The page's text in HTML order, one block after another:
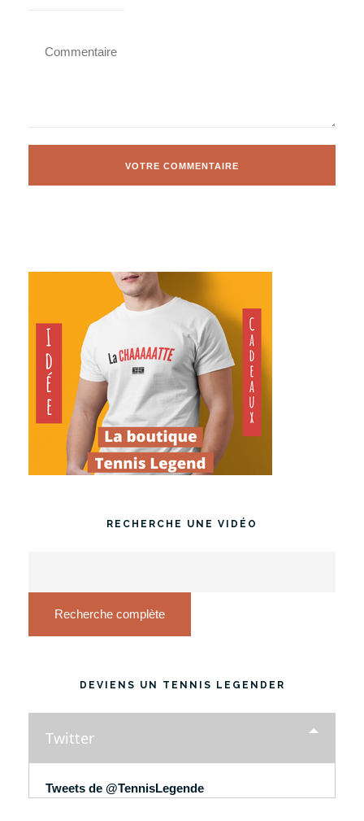
RECHERCHE UNE VIDÉO
Recherche complète
DEVIENS UN TENNIS LEGENDER
Twitter
Tweets de @TennisLegende